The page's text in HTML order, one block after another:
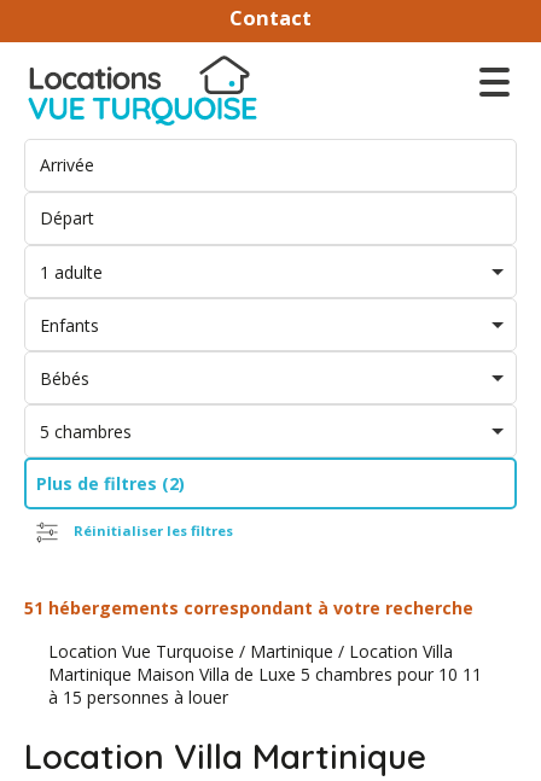
Contact
1 adulte
Enfants
Bébés
5 chambres
Plus de filtres (2)
Réinitialiser les filtres
51 hébergements correspondant à votre recherche
Location Vue Turquoise / Martinique / Location Villa
Martinique Maison Villa de Luxe 5 chambres pour 10 11
à 15 personnes à louer
Location Villa Martinique